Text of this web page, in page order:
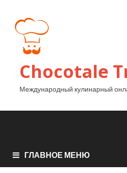
Chocotale
Международный кулинарный
ГЛАВНОЕ МЕНЮ